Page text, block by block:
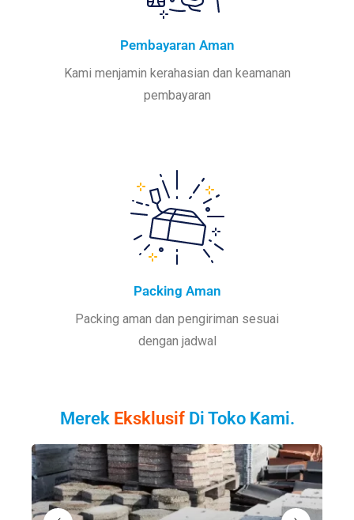
Pembayaran Aman
Kami menjamin kerahasian dan keamanan
pembayaran
Packing Aman
Packing aman dan pengiriman sesuai
dengan jadwal
Merek EksklusifDi Toko Kami.